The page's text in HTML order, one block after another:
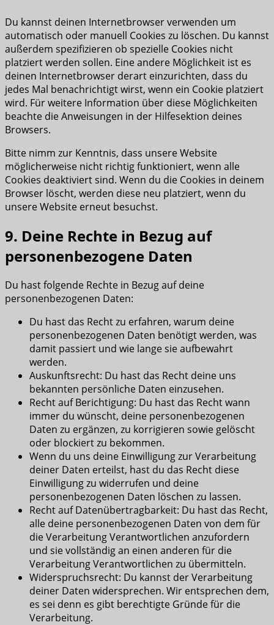
Du kannst deinen Internetbrowser verwenden um
automatisch oder manuell Cookies zu löschen. Du kannst
außerdem spezifizieren ob spezielle Cookies nicht
platziert werden sollen. Eine andere Möglichkeit ist es
deinen Internetbrowser derart einzurichten, dass du
jedes Mal benachrichtigt wirst, wenn ein Cookie platziert
wird. Für weitere Information über diese Möglichkeiten
beachte die Anweisungen in der Hilfesektion deines
Browsers.
Bitte nimm zur Kenntnis, dass unsere Website
möglicherweise nicht richtig funktioniert, wenn alle
Cookies deaktiviert sind. Wenn du die Cookies in deinem
Browser löscht, werden diese neu platziert, wenn du
unsere Website erneut besuchst.
9. Deine Rechte in Bezug auf
personenbezogene Daten
Du hast folgende Rechte in Bezug auf deine
personenbezogenen Daten:
Du hast das Recht zu erfahren, warum deine
personenbezogenen Daten benötigt werden, was
damit passiert und wie lange sie aufbewahrt
werden.
Auskunftsrecht: Du hast das Recht deine uns
bekannten persönliche Daten einzusehen.
Recht auf Berichtigung: Du hast das Recht wann
immer du wünscht, deine personenbezogenen
Daten zu ergänzen, zu korrigieren sowie gelöscht
oder blockiert zu bekommen.
Wenn du uns deine Einwilligung zur Verarbeitung
deiner Daten erteilst, hast du das Recht diese
Einwilligung zu widerrufen und deine
personenbezogenen Daten löschen zu lassen.
Recht auf Datenübertragbarkeit: Du hast das Recht,
alle deine personenbezogenen Daten von dem für
die Verarbeitung Verantwortlichen anzufordern
und sie vollständig an einen anderen für die
Verarbeitung Verantwortlichen zu übermitteln.
Widerspruchsrecht: Du kannst der Verarbeitung
deiner Daten widersprechen. Wir entsprechen dem,
es sei denn es gibt berechtigte Gründe für die
Verarbeitung.